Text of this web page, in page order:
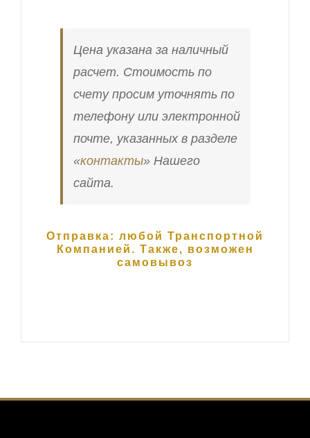
Цена указана за наличный
расчет. Стоимость по
счету просим уточнять по
телефону или электронной
почте, указанных в разделе
«контакты» Нашего
сайта.
Отправка: любой Транспортной
Компанией. Также, возможен
самовывоз